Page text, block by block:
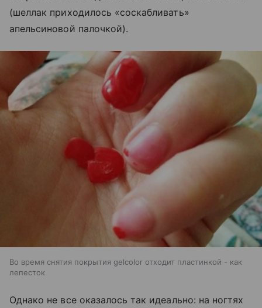
(шеллак приходилось «соскабливать»
апельсиновой палочкой).
Во время снятия покрытия gelcolor отходит пластинкой - как
лепесток
Однако не все оказалось так идеально: на ногтях